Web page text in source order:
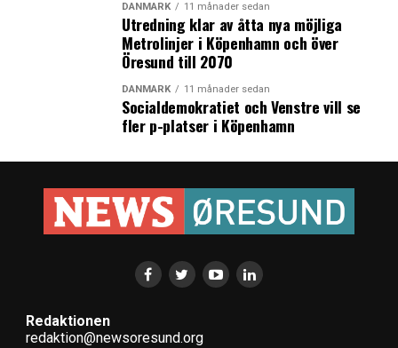
Köpenhamnarna kan få fler bilpooler
Danskarna lägger mindre pengar på att äta ute – trots
fler Michelinstjärnor
DANMARK 11 månader sedan
Utredning klar av åtta nya möjliga
Metrolinjer i Köpenhamn och över
Öresund till 2070
DANMARK 11 månader sedan
Socialdemokratiet och Venstre vill se
fler p-platser i Köpenhamn
Redaktionen
redaktion@newsoresund.org